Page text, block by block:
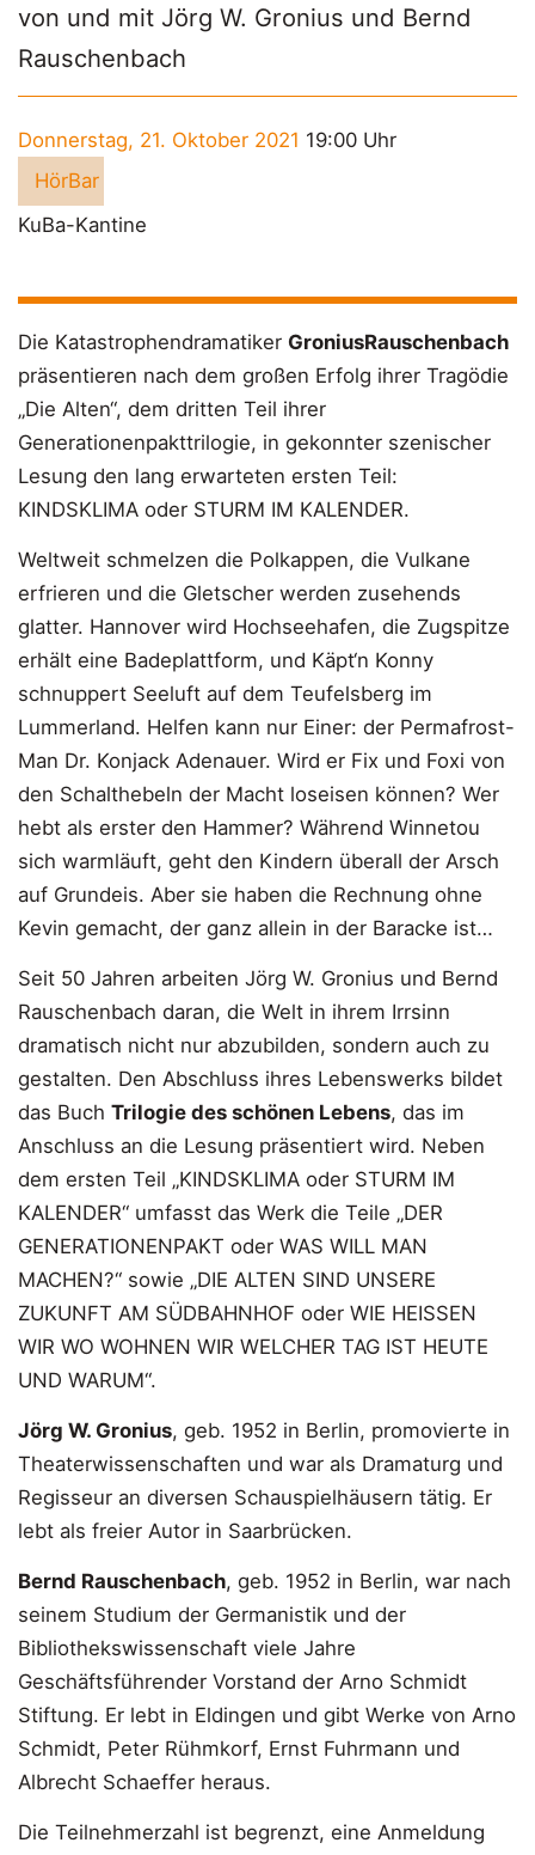
von und mit Jörg W. Gronius und Bernd
Rauschenbach
Donnerstag, 21. Oktober 2021 19:00 Uhr
HörBar
KuBa-Kantine
Die Katastrophendramatiker GroniusRauschenbach
präsentieren nach dem großen Erfolg ihrer Tragödie
„Die Alten“, dem dritten Teil ihrer
Generationenpakttrilogie, in gekonnter szenischer
Lesung den lang erwarteten ersten Teil:
KINDSKLIMA oder STURM IM KALENDER.
Weltweit schmelzen die Polkappen, die Vulkane
erfrieren und die Gletscher werden zusehends
glatter. Hannover wird Hochseehafen, die Zugspitze
erhält eine Badeplattform, und Käpt‘n Konny
schnuppert Seeluft auf dem Teufelsberg im
Lummerland. Helfen kann nur Einer: der Permafrost-
Man Dr. Konjack Adenauer. Wird er Fix und Foxi von
den Schalthebeln der Macht loseisen können? Wer
hebt als erster den Hammer? Während Winnetou
sich warmläuft, geht den Kindern überall der Arsch
auf Grundeis. Aber sie haben die Rechnung ohne
Kevin gemacht, der ganz allein in der Baracke ist…
Seit 50 Jahren arbeiten Jörg W. Gronius und Bernd
Rauschenbach daran, die Welt in ihrem Irrsinn
dramatisch nicht nur abzubilden, sondern auch zu
gestalten. Den Abschluss ihres Lebenswerks bildet
das Buch Trilogie des schönen Lebens, das im
Anschluss an die Lesung präsentiert wird. Neben
dem ersten Teil „KINDSKLIMA oder STURM IM
KALENDER“ umfasst das Werk die Teile „DER
GENERATIONENPAKT oder WAS WILL MAN
MACHEN?“ sowie „DIE ALTEN SIND UNSERE
ZUKUNFT AM SÜDBAHNHOF oder WIE HEISSEN
WIR WO WOHNEN WIR WELCHER TAG IST HEUTE
UND WARUM“.
Jörg W. Gronius, geb. 1952 in Berlin, promovierte in
Theaterwissenschaften und war als Dramaturg und
Regisseur an diversen Schauspielhäusern tätig. Er
lebt als freier Autor in Saarbrücken.
Bernd Rauschenbach, geb. 1952 in Berlin, war nach
seinem Studium der Germanistik und der
Bibliothekswissenschaft viele Jahre
Geschäftsführender Vorstand der Arno Schmidt
Stiftung. Er lebt in Eldingen und gibt Werke von Arno
Schmidt, Peter Rühmkorf, Ernst Fuhrmann und
Albrecht Schaeffer heraus.
Die Teilnehmerzahl ist begrenzt, eine Anmeldung